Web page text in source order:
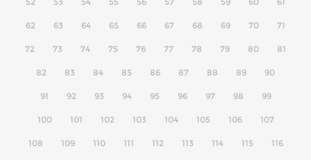
62 63 64 65 66 67 68 69 70 71
72 73 74 75 76 77 78 79 80 81
82 83 84 85 86 87 88 89 90
91 92 93 94 95 96 97 98 99
100 101 102 103 104 105 106 107
108 109 110 111 112 113 114 115 116